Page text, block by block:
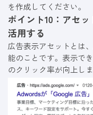
を作成してください。
ポイント10：アセ
活用する
広告表示アセットとは
能のことです。表示で
のクリック率が向上しま